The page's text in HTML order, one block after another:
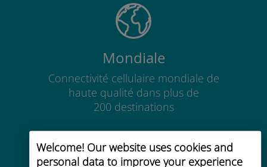
Welcome! Our website uses cookies and
personal data to improve your experience
Mondiale
Connectivité cellulaire mondiale de
haute qualité dans plus de
200 destinations